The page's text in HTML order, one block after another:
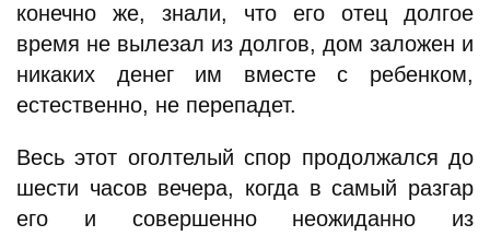
конечно же, знали, что его отец долгое
время не вылезал из долгов, дом заложен и
никаких денег им вместе с ребенком,
естественно, не перепадет.
Весь этот оголтелый спор продолжался до
шести часов вечера, когда в самый разгар
его и совершенно неожиданно из